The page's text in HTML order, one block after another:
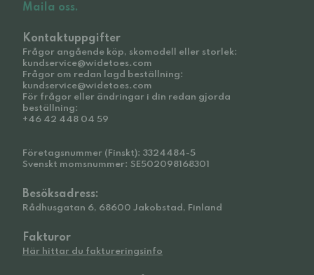
Maila oss.
Kontaktuppgifter
Frågor angående köp, skomodell eller storlek:
kundservice@widetoes.com
Frågor om redan lagd beställning:
kundservice@widetoes.com
För frågor eller ändringar i din redan gjorda
beställning:
+46 42 448 04 59
Företagsnummer (Finskt): 3324484-5
Svenskt momsnummer: SE502098168301
Besöksadress:
Rådhusgatan 6, 68600 Jakobstad, Finland
Fakturor
Här hittar du faktureringsinfo